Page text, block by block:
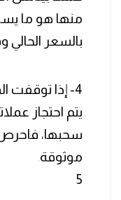
منها هو ما
بالسعر الحالي
4- إذا توقفت
يتم احتجاز
سحبها،
موثوقة.
5